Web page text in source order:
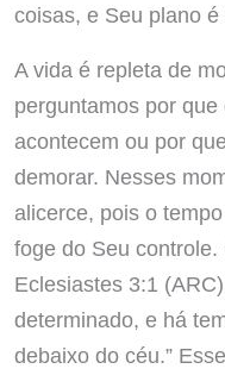
coisas, e Seu plano
A vida é repleta de
perguntamos por
acontecem ou por
demorar. Nesses
alicerce, pois o
foge do Seu
Eclesiastes 3:1
determinado, e há
debaixo do céu.”